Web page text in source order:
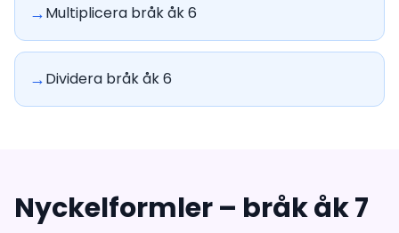
→Multiplicera bråk åk 6
→Dividera bråk åk 6
Nyckelformler – bråk åk 7